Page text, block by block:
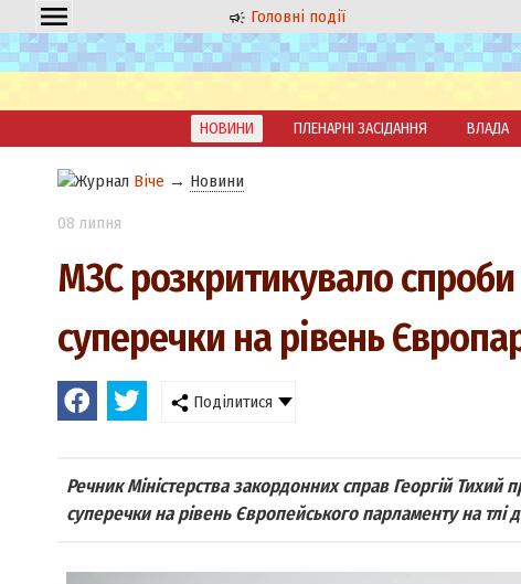
Головні події
НОВИНИ ПЛЕНАРНІ ЗАСІДАННЯ ВЛАДА
Віче → Новини
08 липня
МЗС розкритикувало спроби
суперечки на рівень
Поділитися
Речник Міністерства закордонних справ Георгій Тихий
суперечки на рівень Європейського парламенту на